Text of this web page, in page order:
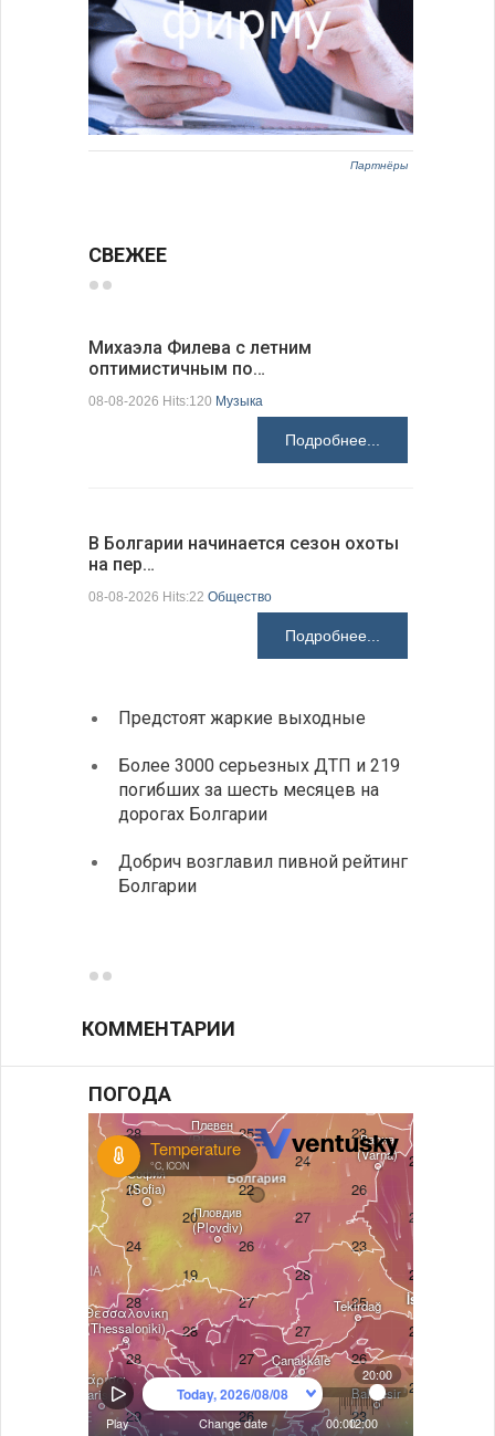
Партнёры
СВЕЖЕЕ
Михаэла Филева с летним
оптимистичным по…
08-08-2026 Hits:120 Музыка
Подробнее...
В Болгарии начинается сезон охоты
на пер…
08-08-2026 Hits:22 Общество
Подробнее...
Предстоят жаркие выходные
Более 3000 серьезных ДТП и 219
погибших за шесть месяцев на
дорогах Болгарии
Добрич возглавил пивной рейтинг
Болгарии
КОММЕНТАРИИ
ПОГОДА